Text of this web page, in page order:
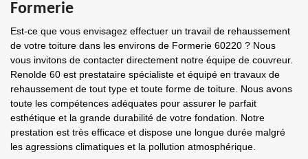
Formerie
Est-ce que vous envisagez effectuer un travail de rehaussement
de votre toiture dans les environs de Formerie 60220 ? Nous
vous invitons de contacter directement notre équipe de couvreur.
Renolde 60 est prestataire spécialiste et équipé en travaux de
rehaussement de tout type et toute forme de toiture. Nous avons
toute les compétences adéquates pour assurer le parfait
esthétique et la grande durabilité de votre fondation. Notre
prestation est très efficace et dispose une longue durée malgré
les agressions climatiques et la pollution atmosphérique.